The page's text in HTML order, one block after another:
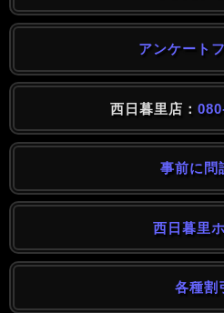
アンケート
西日暮里店：
事前に問
西日暮里
各種割